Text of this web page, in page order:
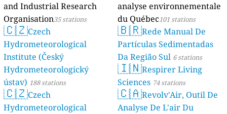
and Industrial Research
Organisation35 stations
🇨🇿Czech
Hydrometeorological
Institute (Český
Hydrometeorologický
ústav) 188 stations
🇨🇿Czech
Hydrometeorological
analyse environnementale
du Québec101 stations
🇧🇷Rede Manual De
Partículas Sedimentadas
Da Região Sul 6 stations
🇮🇳Respirer Living
Sciences 74 stations
🇨🇦Revolv'Air, Outil De
Analyse De L'air Du